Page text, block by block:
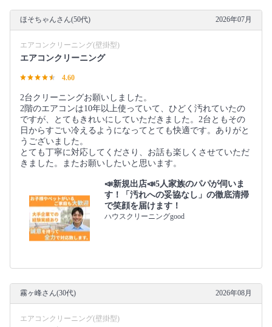
ほそちゃんさん(50代) 2026年07月
エアコンクリーニング(壁掛型)
エアコンクリーニング
4.60
2台クリーニングお願いしました。
2階のエアコンは10年以上使っていて、ひどく汚れていたの
ですが、とてもきれいにしていただきました。2台ともその
日からすごい冷えるようになってとても快適です。ありがと
うございました。
とても丁寧に対応してくださり、お話も楽しくさせていただ
きました。またお願いしたいと思います。
📣新規出店📣5人家族のパパが伺いま
す！「汚れへの妥協なし」の徹底清掃
で笑顔を届けます！
ハウスクリーニングgood
霧ヶ峰さん(30代) 2026年08月
エアコンクリーニング(壁掛型)